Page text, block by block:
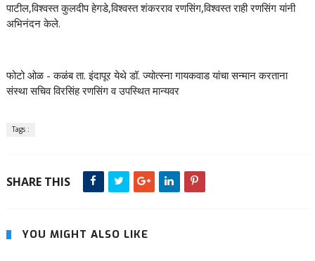
पाटील,विश्वस्त कुलदीप हेगडे,विश्वस्त शंकरराव रणसिंग,विश्वस्त राही रणसिंग यांनी
अभिनंदन केले.
फोटो ओळ - कळंब ता. इंदापूर येथे डॉ. ज्योत्स्ना गायकवाड यांचा सन्मान करताना
संस्था सचिव विरसिंह रणसिंग व उपस्थित मान्यवर
Tags :
SHARE THIS
YOU MIGHT ALSO LIKE